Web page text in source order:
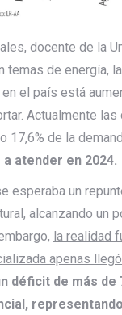
docente de la
temas de energía,
el país está
Actualmente
17,6% de la
a atender en 2024.
esperaba un
alcanzando un
la realidad
apenas
déficit de más de